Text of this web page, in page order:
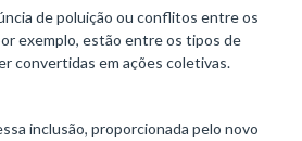
de poluição ou conflitos entre os
exemplo, estão entre os tipos de
convertidas em ações coletivas.
inclusão, proporcionada pelo novo